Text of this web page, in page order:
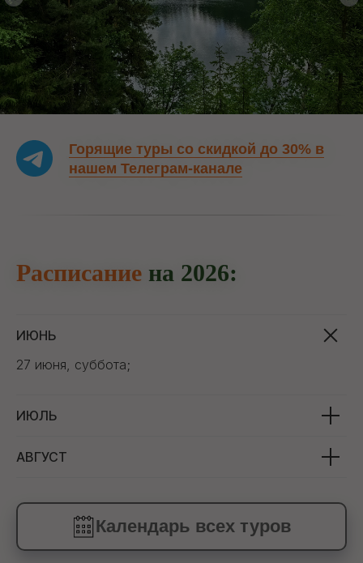
Горящие туры со скидкой до 30% в
нашем Телеграм-канале
Расписание на 2026:
ИЮНЬ
27 июня, суббота;
ИЮЛЬ
АВГУСТ
Календарь всех туров